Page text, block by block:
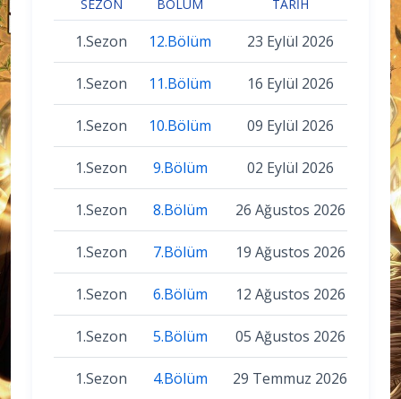
SEZON BÖLÜM TARIH
1.Sezon 12.Bölüm 23 Eylül 2026
1.Sezon 11.Bölüm 16 Eylül 2026
1.Sezon 10.Bölüm 09 Eylül 2026
1.Sezon 9.Bölüm 02 Eylül 2026
1.Sezon 8.Bölüm 26 Ağustos 2026
1.Sezon 7.Bölüm 19 Ağustos 2026
1.Sezon 6.Bölüm 12 Ağustos 2026
1.Sezon 5.Bölüm 05 Ağustos 2026
1.Sezon 4.Bölüm 29 Temmuz 2026